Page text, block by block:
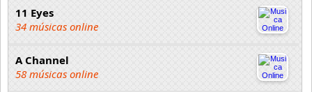
11 Eyes
34 músicas online
A Channel
58 músicas online